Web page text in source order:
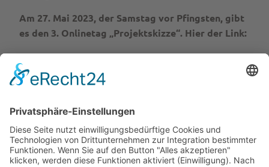
Am 27. Mai 2023, der Samstag vor Pfingsten, gibt
es den 3. Onlinetag „Projektskizze“. Hier der Link:
Wir freuen mich riesig über so viel Zuspruch und sind
gespannt auf die Umsetzung der tollen Ideen. Ein
weiterer Onlinetag „Projektpräsentation“ ist in Arbeit